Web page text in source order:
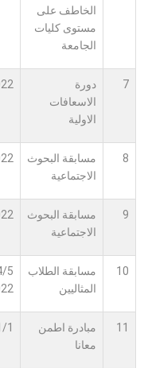
الخاطف على
مستوى كليات
الجامعة
7
دورة
الاسعافات
الاولية
8
مسابقة البحوث
الاجتماعية
9
مسابقة البحوث
الاجتماعية
10
مسابقة الطلاب
المثاليين
11
مبادرة اطمن
معانا
1/1